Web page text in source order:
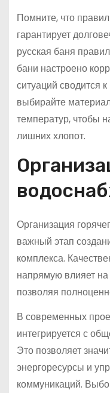
Помните, что
гарантирует
русская баня
бани настроено
ситуаций сводится
выбирайте
температур, чтобы
лишних хлопот.
Организация
важный этап
комплекса.
напрямую влияет
позволяя
В современных
интегрируется с
Это позволяет
энергоресурсы и
коммуникаций.